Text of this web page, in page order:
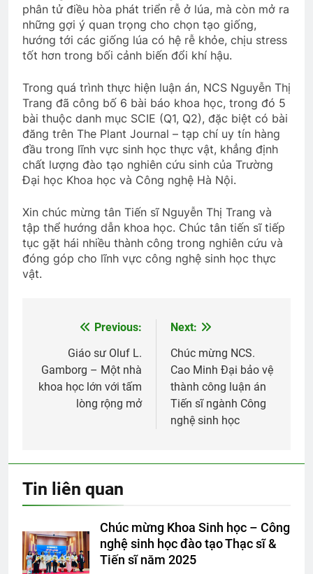
phân tử điều hòa phát triển rễ ở lúa, mà còn mở ra
những gợi ý quan trọng cho chọn tạo giống,
hướng tới các giống lúa có hệ rễ khỏe, chịu stress
tốt hơn trong bối cảnh biến đổi khí hậu.
Trong quá trình thực hiện luận án, NCS Nguyễn Thị
Trang đã công bố 6 bài báo khoa học, trong đó 5
bài thuộc danh mục SCIE (Q1, Q2), đặc biệt có bài
đăng trên The Plant Journal – tạp chí uy tín hàng
đầu trong lĩnh vực sinh học thực vật, khẳng định
chất lượng đào tạo nghiên cứu sinh của Trường
Đại học Khoa học và Công nghệ Hà Nội.
Xin chúc mừng tân Tiến sĩ Nguyễn Thị Trang và
tập thể hướng dẫn khoa học. Chúc tân tiến sĩ tiếp
tục gặt hái nhiều thành công trong nghiên cứu và
đóng góp cho lĩnh vực công nghệ sinh học thực
vật.
navigation
Previous:
Giáo sư Oluf L.
Gamborg – Một nhà
khoa học lớn với tấm
lòng rộng mở
Next:
Chúc mừng NCS.
Cao Minh Đại bảo vệ
thành công luận án
Tiến sĩ ngành Công
nghệ sinh học
Tin liên quan
Chúc mừng Khoa Sinh học – Công
nghệ sinh học đào tạo Thạc sĩ &
Tiến sĩ năm 2025